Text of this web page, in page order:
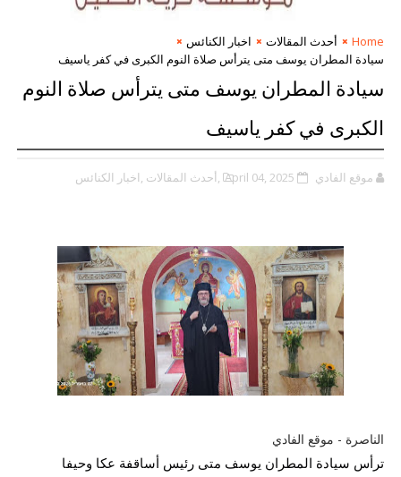
Home أحدث المقالات
اخبار الكنائس
سيادة المطران يوسف متى يترأس صلاة النوم الكبرى في كفر ياسيف
سيادة المطران يوسف متى يترأس صلاة النوم
الكبرى في كفر ياسيف
موقع الفادي April 04, 2025 ,أحدث المقالات ,اخبار الكنائس
الناصرة - موقع الفادي